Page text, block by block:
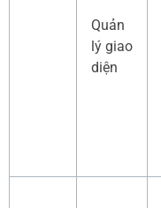
Quản
lý giao
diện